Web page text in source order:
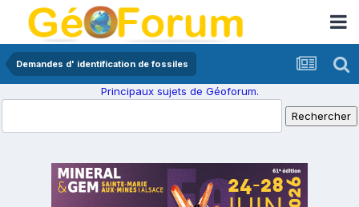
Demandes d' identification de fossiles
Principaux sujets de Géoforum.